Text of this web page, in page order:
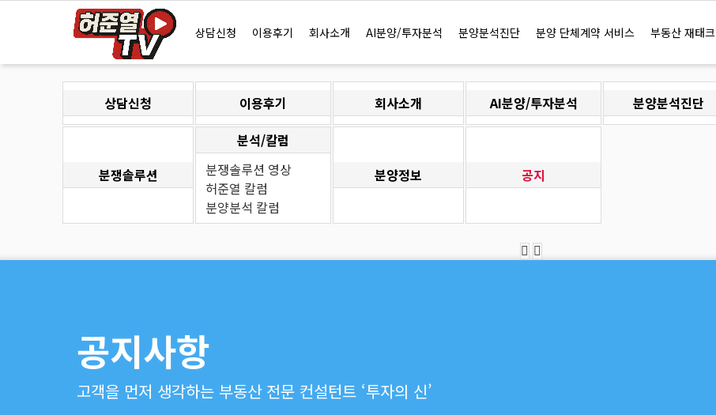
즐겨찾기 2026년 08월 06일 (목)
상담신청 이용후기 회사소개 AI분양/투자분석 분양분석진단 분양 단체계약 서비스 부동산 재태크
상담신청 이용후기 회사소개 AI분양/투자분석 분양분석진단
분쟁솔루션
분석/칼럼
분쟁솔루션 영상
허준열 칼럼
분양분석 칼럼
분양정보 공지
공지사항
고객을 먼저 생각하는 부동산 전문 컨설턴트 ‘투자의 신’